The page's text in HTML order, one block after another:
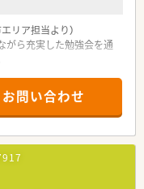
リア担当より）
がら充実した勉強会を通
日原駅から徒歩6分の位
、消化器科で病院門前の
剤師は常時3名から5名
お問い合わせ